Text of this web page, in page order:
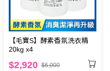
【毛寶S】酵素香氛洗衣精
20kg x4
$2,920 $6,000